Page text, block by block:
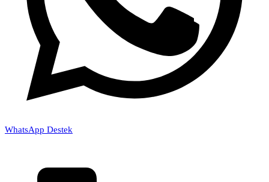
WhatsApp Destek